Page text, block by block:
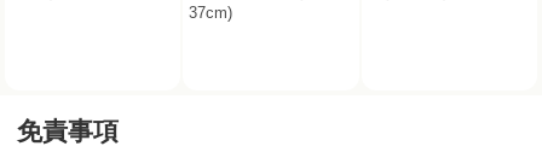
37cm)
免責事項